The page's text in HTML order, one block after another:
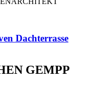
Dachterrasse
GEMPP